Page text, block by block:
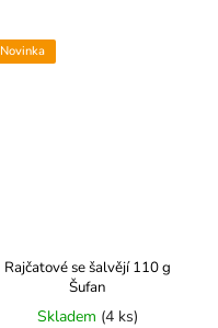
Novinka
Rajčatové se šalvějí 110 g
Šufan
Skladem (4 ks)